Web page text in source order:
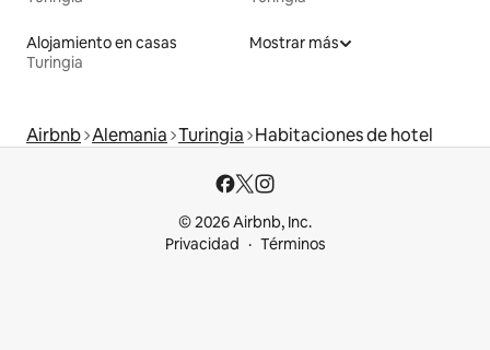
Alojamiento en casas
Turingia
Mostrar más
Airbnb Alemania Turingia Habitaciones de hotel
© 2026 Airbnb, Inc.
Privacidad
Términos